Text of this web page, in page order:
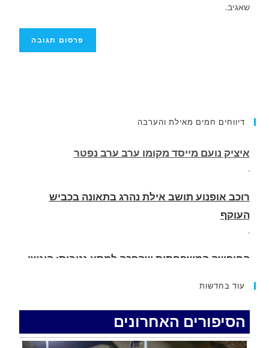
שאגיב.
דיווחים חמים מאילת והערבה
רוכב אופנוע תושב אילת נהרג בתאונה בכביש
העוקף
החופשה המשפחתית שהפכה למסע גניבות: הוגשו
למסע גניבות באילת.
.
רכב התנגש במעקה בטיחות בכביש 90 בסמוך לעין
עוד בחדשות
הסיפורים האחרונים